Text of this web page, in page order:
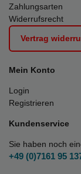
Zahlungsarten
Widerrufsrecht
Vertrag
Mein Konto
Login
Registrieren
Kundenservice
Sie haben noch
+49 (0)7161 95